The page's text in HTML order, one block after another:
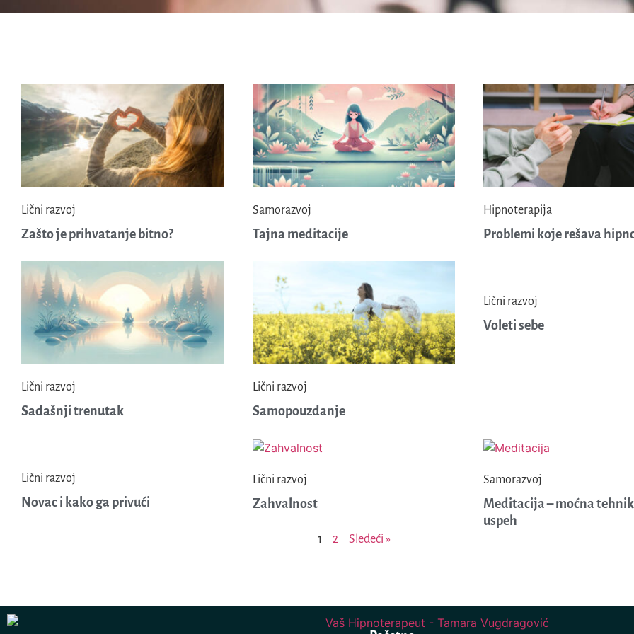
Lični razvoj
Zašto je prihvatanje bitno?
Samorazvoj
Tajna meditacije
Hipnoterapija
Problemi koje rešava
Lični razvoj
Sadašnji trenutak
Lični razvoj
Samopouzdanje
Lični razvoj
Voleti sebe
Lični razvoj
Novac i kako ga privući
Lični razvoj
Zahvalnost
Samorazvoj
Meditacija – moćna
uspeh
1 2 Sledeći »